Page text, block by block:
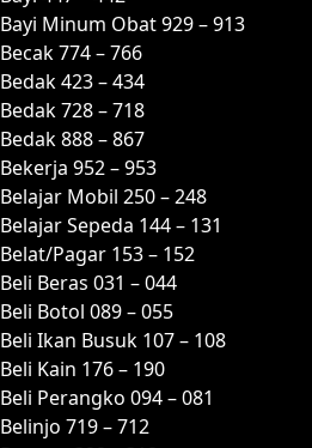
Bayi Minum Obat 929 – 913
Becak 774 – 766
Bedak 423 – 434
Bedak 728 – 718
Bedak 888 – 867
Bekerja 952 – 953
Belajar Mobil 250 – 248
Belajar Sepeda 144 – 131
Belat/Pagar 153 – 152
Beli Beras 031 – 044
Beli Botol 089 – 055
Beli Ikan Busuk 107 – 108
Beli Kain 176 – 190
Beli Perangko 094 – 081
Belinjo 719 – 712